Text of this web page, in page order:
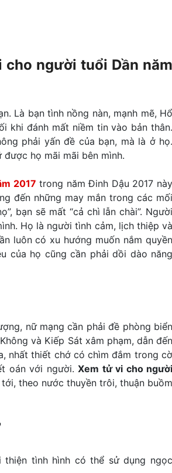
cho người tuổi Dần năm
Là bạn tình nồng nàn, mạnh mẽ, Hổ
khi đánh mất niềm tin vào bản thân.
phải yấn đề của bạn, mà là ở họ.
họ mãi mãi bên mình.
2017 trong năm Đinh Dậu 2017 này
đến những may mắn trong các mối
bạn sẽ mất “cả chì lẫn chài”. Người
Họ là người tình cảm, lịch thiệp và
luôn có xu hướng muốn nắm quyền
của họ cũng cần phải dồi dào năng
nữ mạng cần phải đề phòng biển
và Kiếp Sát xâm phạm, dẫn đến
nhất thiết chớ có chìm đắm trong cờ
oán với người. Xem tử vi cho người
theo nước thuyền trôi, thuận buồm
thiện tình hình có thể sử dụng ngọc